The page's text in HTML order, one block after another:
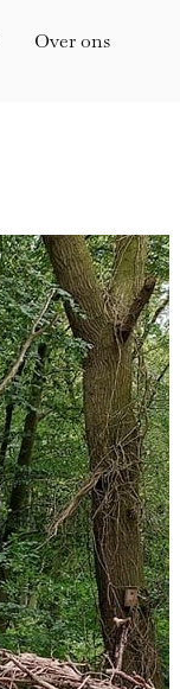
Over ons